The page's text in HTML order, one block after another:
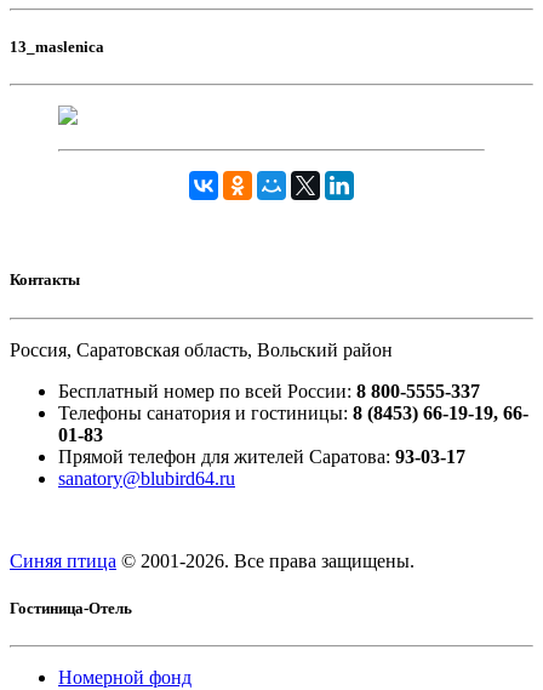
13_maslenica
Контакты
Россия, Саратовская область, Вольский район
Бесплатный номер по всей России: 8 800-5555-337
Телефоны санатория и гостиницы: 8 (8453) 66-19-19, 66-
01-83
Прямой телефон для жителей Саратова: 93-03-17
sanatory@blubird64.ru
Синяя птица © 2001-2026. Все права защищены.
Гостиница-Отель
Номерной фонд